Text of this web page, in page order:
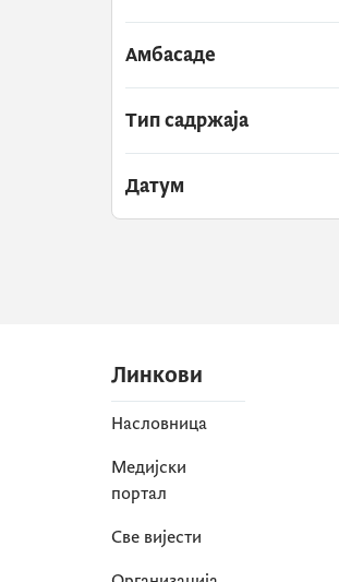
Амбасаде
Тип садржаја
Датум
Линкови
Насловница
Медијски
портал
Све вијести